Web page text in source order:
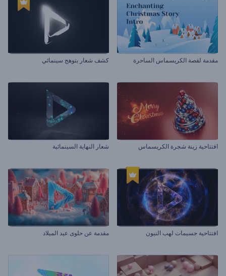
مقدمة لقصة الكريسماس الساحرة كشف شعار بتوهج سينمائي
افتتاحية زينة شجرة الكريسماس شعار النهاية السينمائية
افتتاحية جسيمات لهب النيون مقدمة عن حلوى عيد الميلاد